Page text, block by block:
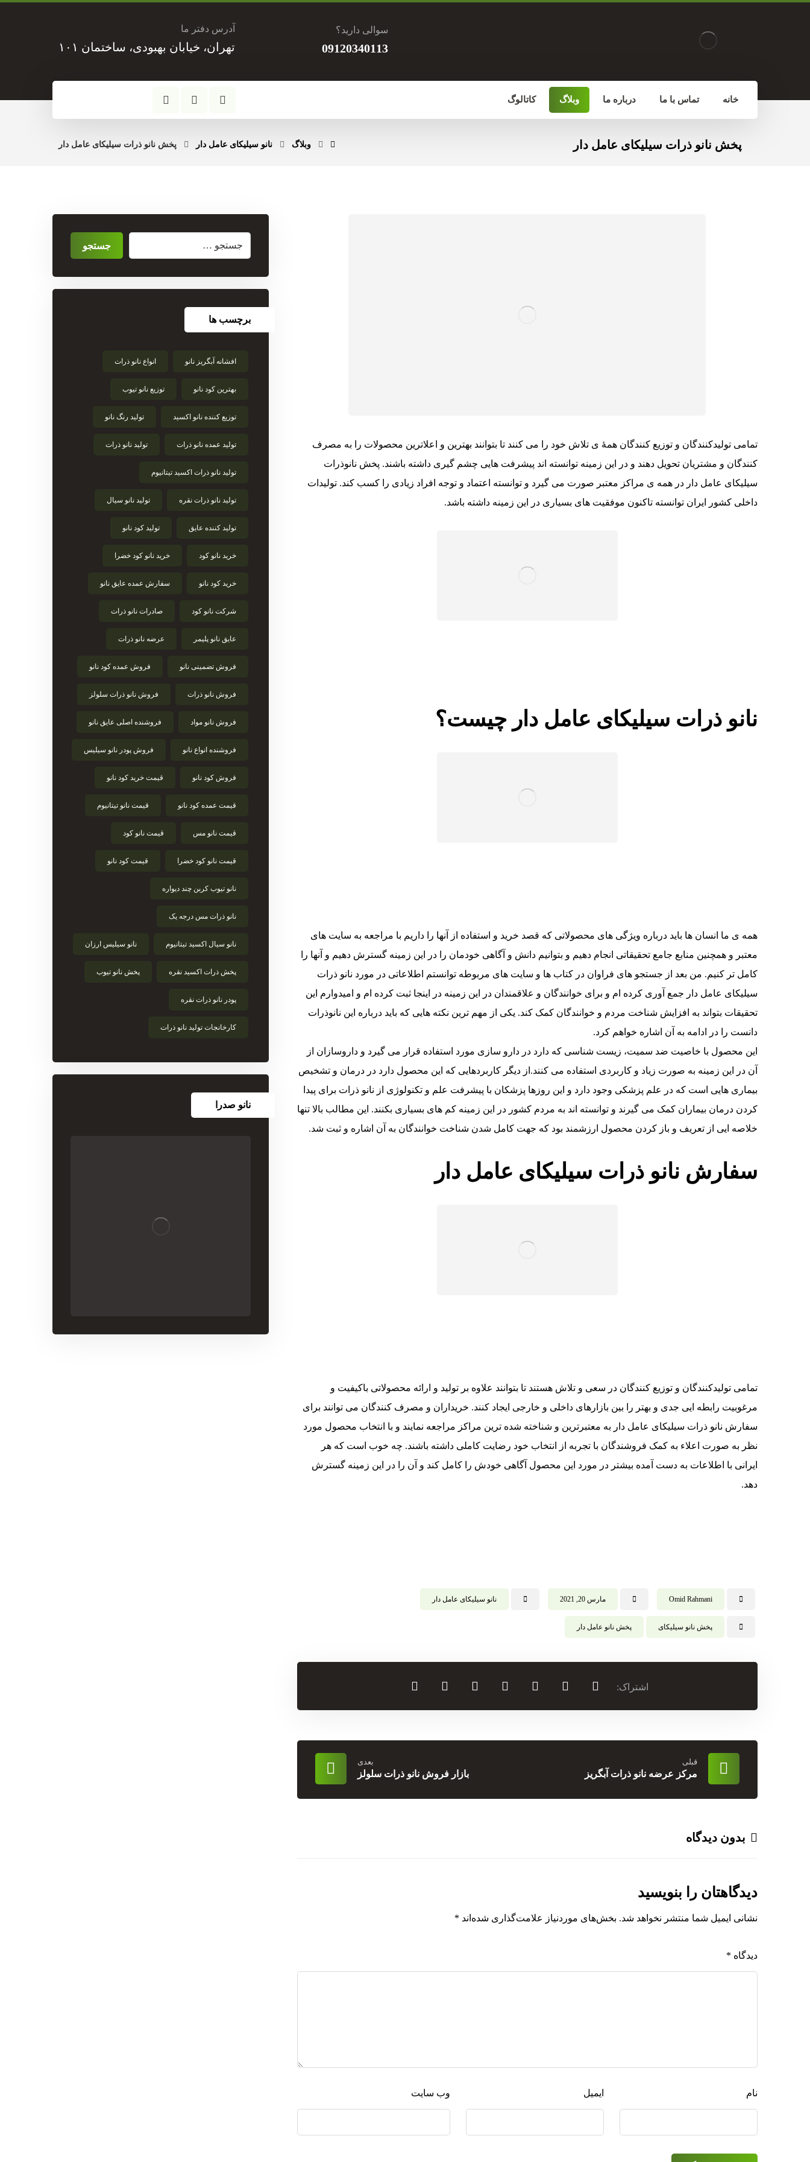
آدرس دفتر ما
تهران، خیابان بهبودی، ساختمان ۱۰۱
سوالی دارید؟
09120340113
خانه تماس با ما درباره ما وبلاگ کاتالوگ
پخش نانو ذرات سیلیکای عامل دار وبلاگ نانو سیلیکای عامل دار پخش نانو ذرات سیلیکای عامل دار
تمامی تولیدکنندگان و توزیع کنندگان همهٔ ی تلاش خود را می کنند تا بتوانند بهترین و اعلاترین محصولات را به مصرف
کنندگان و مشتریان تحویل دهند و در این زمینه توانسته اند پیشرفت هایی چشم گیری داشته باشند. پخش نانوذرات
سیلیکای عامل دار در همه ی مراکز معتبر صورت می گیرد و توانسته اعتماد و توجه افراد زیادی را کسب کند. تولیدات
داخلی کشور ایران توانسته تاکنون موفقیت های بسیاری در این زمینه داشته باشد.
نانو ذرات سیلیکای عامل دار چیست؟
همه ی ما انسان ها باید درباره ویژگی های محصولاتی که قصد خرید و استفاده از آنها را داریم با مراجعه به سایت های
معتبر و همچنین منابع جامع تحقیقاتی انجام دهیم و بتوانیم دانش و آگاهی خودمان را در این زمینه گسترش دهیم و آنها را
کامل تر کنیم. من بعد از جستجو های فراوان در کتاب ها و سایت های مربوطه توانستم اطلاعاتی در مورد نانو ذرات
سیلیکای عامل دار جمع آوری کرده ام و برای خوانندگان و علاقمندان در این زمینه در اینجا ثبت کرده ام و امیدوارم این
تحقیقات بتواند به افزایش شناخت مردم و خوانندگان کمک کند. یکی از مهم ترین نکته هایی که باید درباره این نانوذرات
دانست را در ادامه به آن اشاره خواهم کرد.
این محصول با خاصیت ضد سمیت، زیست شناسی که دارد در دارو سازی مورد استفاده قرار می گیرد و داروسازان از
آن در این زمینه به صورت زیاد و کاربردی استفاده می کنند.از دیگر کاربردهایی که این محصول دارد در درمان و تشخیص
بیماری هایی است که در علم پزشکی وجود دارد و این روزها پزشکان با پیشرفت علم و تکنولوژی از نانو ذرات برای پیدا
کردن درمان بیماران کمک می گیرند و توانسته اند به مردم کشور در این زمینه کم های بسیاری بکنند. این مطالب بالا تنها
خلاصه ایی از تعریف و باز کردن محصول ارزشمند بود که جهت کامل شدن شناخت خوانندگان به آن اشاره و ثبت شد.
سفارش نانو ذرات سیلیکای عامل دار
تمامی تولیدکنندگان و توزیع کنندگان در سعی و تلاش هستند تا بتوانند علاوه بر تولید و ارائه محصولاتی باکیفیت و
مرغوبیت رابطه ایی جدی و بهتر را بین بازارهای داخلی و خارجی ایجاد کنند. خریداران و مصرف کنندگان می توانند برای
سفارش نانو ذرات سیلیکای عامل دار به معتبرترین و شناخته شده ترین مراکز مراجعه نمایند و با انتخاب محصول مورد
نظر به صورت اعلاء به کمک فروشندگان با تجربه از انتخاب خود رضایت کاملی داشته باشند. چه خوب است که هر
ایرانی با اطلاعات به دست آمده بیشتر در مورد این محصول آگاهی خودش را کامل کند و آن را در این زمینه گسترش
دهد.
Omid Rahmani مارس 20, 2021 نانو سیلیکای عامل دار
پخش نانو سیلیکای پخش نانو عامل دار
قبلی
مرکز عرضه نانو ذرات آبگریز
بعدی
بازار فروش نانو ذرات سلولز
بدون دیدگاه
دیدگاهتان را بنویسید
نشانی ایمیل شما منتشر نخواهد شد. بخش‌های موردنیاز علامت‌گذاری شده‌اند *
دیدگاه *
نام ایمیل وب‌ سایت
برچسب ها
افشانه آبگریز نانو انواع نانو ذرات
بهترین کود نانو توزیع نانو تیوب
توزیع کننده نانو اکسید تولید رنگ نانو
تولید عمده نانو ذرات تولید نانو ذرات
تولید نانو ذرات اکسید تیتانیوم
تولید نانو ذرات نقره تولید نانو سیال
تولید کننده عایق تولید کود نانو
خرید نانو کود خرید نانو کود خضرا
خرید کود نانو سفارش عمده عایق نانو
شرکت نانو کود صادرات نانو ذرات
عایق نانو پلیمر عرضه نانو ذرات
فروش تضمینی نانو فروش عمده کود نانو
فروش نانو ذرات فروش نانو ذرات سلولز
فروش نانو مواد فروشنده اصلی عایق نانو
فروشنده انواع نانو فروش پودر نانو سیلیس
فروش کود نانو قیمت خرید کود نانو
قیمت عمده کود نانو قیمت نانو تیتانیوم
قیمت نانو مس قیمت نانو کود
قیمت نانو کود خضرا قیمت کود نانو
نانو تیوب کربن چند دیواره
نانو ذرات مس درجه یک
نانو سیال اکسید تیتانیوم نانو سیلیس ارزان
پخش ذرات اکسید نقره پخش نانو تیوب
پودر نانو ذرات نقره
کارخانجات تولید نانو ذرات
نانو صدرا